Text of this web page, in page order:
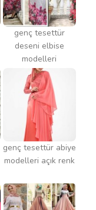
genç tesettür
deseni elbise
modelleri
genç tesettür abiye
modelleri açık renk